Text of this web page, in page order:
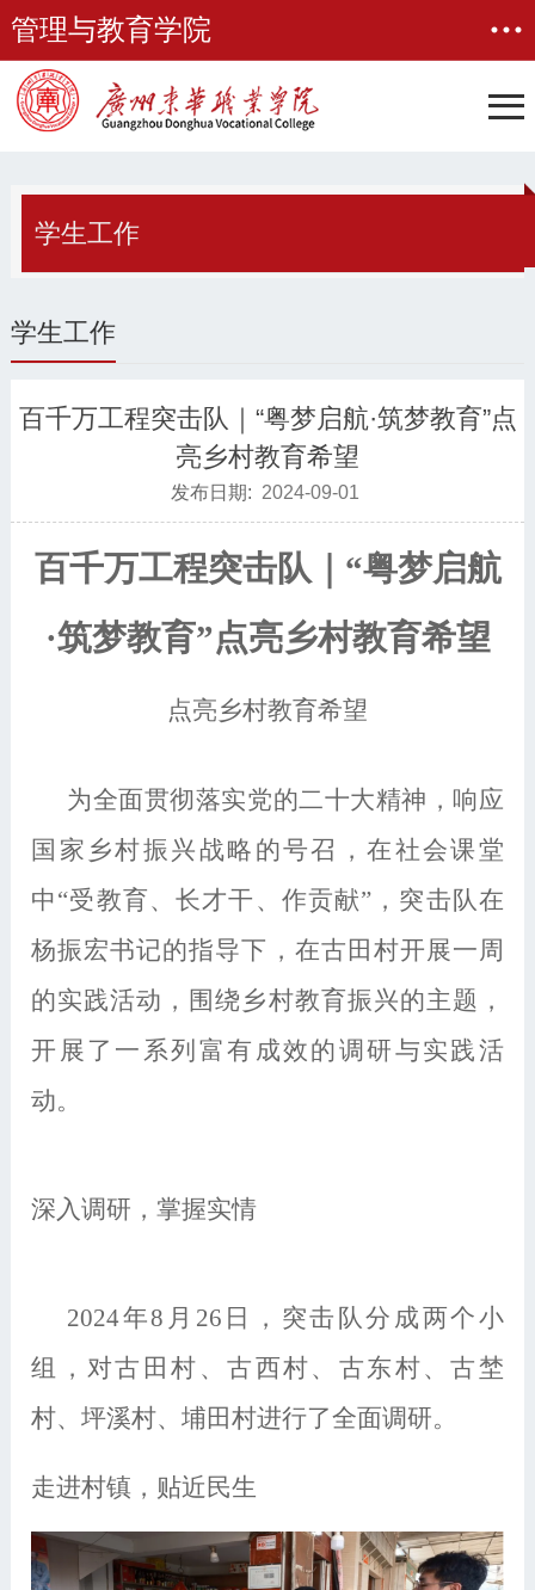
管理与教育学院
学生工作
学生工作
百千万工程突击队｜“粤梦启航·筑梦教育”点
亮乡村教育希望
发布日期: 2024-09-01
百千万工程突击队｜ “粤梦启航
·筑梦教育”点亮乡村教育希望
点亮乡村教育希望
为全面贯彻落实党的二十大精神，响应
国家乡村振兴战略的号召，在社会课堂
中“受教育、长才干、作贡献”，突击队在
杨振宏书记的指导下，在古田村开展一周
的实践活动，围绕乡村教育振兴的主题，
开展了一系列富有成效的调研与实践活
动。
深入调研，掌握实情
2024年8月26日，突击队分成两个小
组，对古田村、古西村、古东村、古埜
村、坪溪村、埔田村进行了全面调研。
走进村镇，贴近民生